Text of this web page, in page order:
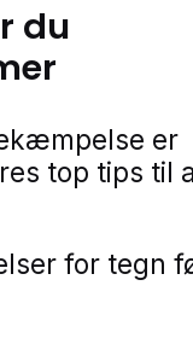
du
er
top tips til
for tegn